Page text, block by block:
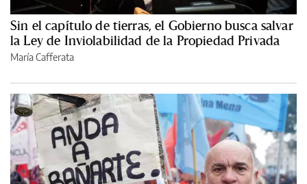
Sin el capítulo de tierras, el Gobierno busca salvar
la Ley de Inviolabilidad de la Propiedad Privada
María Cafferata